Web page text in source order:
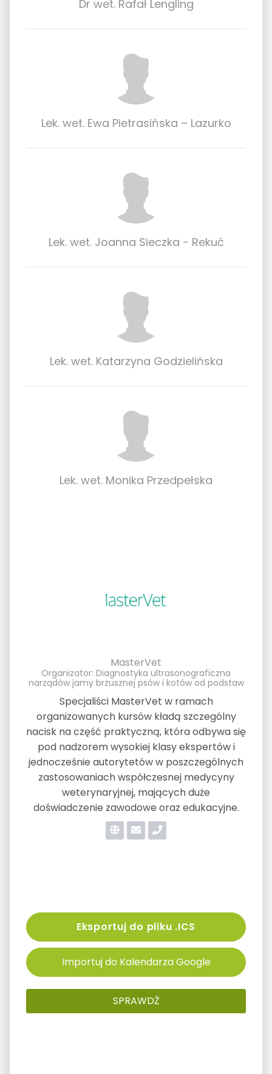
Dr wet. Rafał Lengling
Lek. wet. Ewa Pietrasińska – Lazurko
Lek. wet. Joanna Sieczka - Rekuć
Lek. wet. Katarzyna Godzielińska
Lek. wet. Monika Przedpełska
MasterVet
Organizator: Diagnostyka ultrasonograficzna
narządów jamy brzusznej psów i kotów od podstaw
Specjaliści MasterVet w ramach
organizowanych kursów kładą szczególny
nacisk na część praktyczną, która odbywa się
pod nadzorem wysokiej klasy ekspertów i
jednocześnie autorytetów w poszczególnych
zastosowaniach współczesnej medycyny
weterynaryjnej, mających duże
doświadczenie zawodowe oraz edukacyjne.
Eksportuj do pliku .ICS
Importuj do Kalendarza Google
SPRAWDŹ